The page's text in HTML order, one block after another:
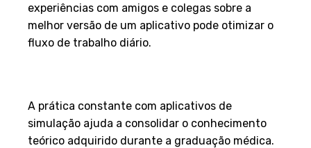
experiências com amigos e colegas sobre a
melhor versão de um aplicativo pode otimizar o
fluxo de trabalho diário.
A prática constante com aplicativos de
simulação ajuda a consolidar o conhecimento
teórico adquirido durante a graduação médica.